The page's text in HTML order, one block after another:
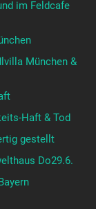
im Feldcafe
München &
Haft & Tod
gestellt
Do29.6.